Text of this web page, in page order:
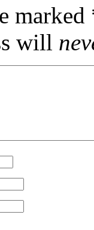
marked
will